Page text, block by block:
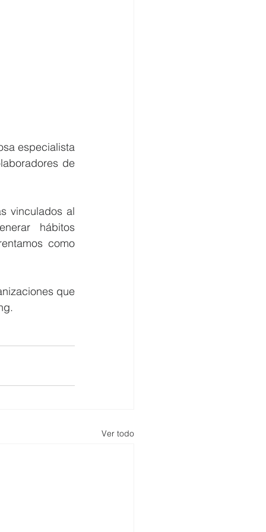
especialista
de
vinculados al
hábitos
como
que
Ver todo